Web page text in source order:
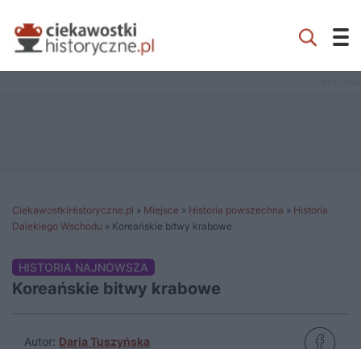
CiekawostkiHistoryczne.pl » Miejsce » Historia powszechna » Historia
Dalekiego Wschodu » Koreańskie bitwy krabowe
HISTORIA NAJNOWSZA
Koreańskie bitwy krabowe
Autor: Daria Tuszyńska